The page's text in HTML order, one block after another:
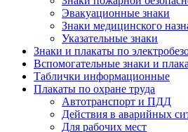
Эвакуационные знаки
Знаки медицинского
Указательные знаки
Знаки и плакаты по
Вспомогательные знаки и
Таблички информационные
Плакаты по охране труда
Автотранспорт и ПДД
Действия в аварийных
Для рабочих мест